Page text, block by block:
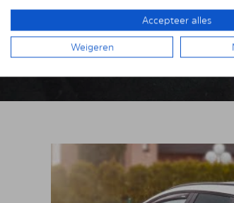
Accepteer alles
Weigeren